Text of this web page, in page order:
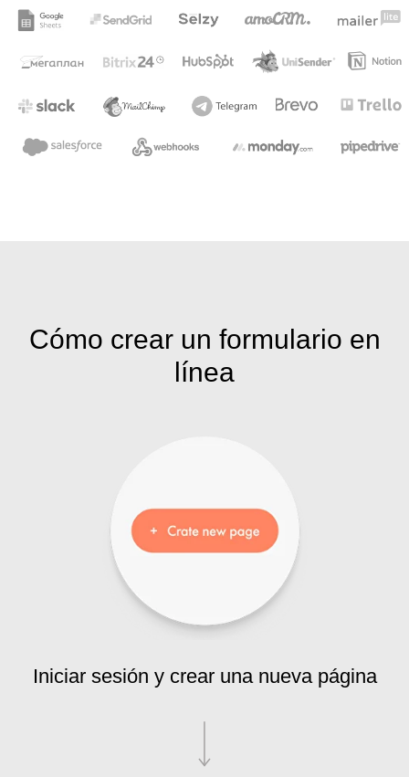
Cómo crear un formulario en
línea
Iniciar sesión y crear una nueva página